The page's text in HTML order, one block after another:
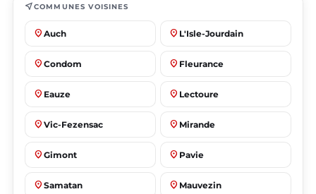
near_meCOMMUNES VOISINES
place Auch place L'Isle-Jourdain
place Condom place Fleurance
place Eauze place Lectoure
place Vic-Fezensac place Mirande
place Gimont place Pavie
place Samatan place Mauvezin